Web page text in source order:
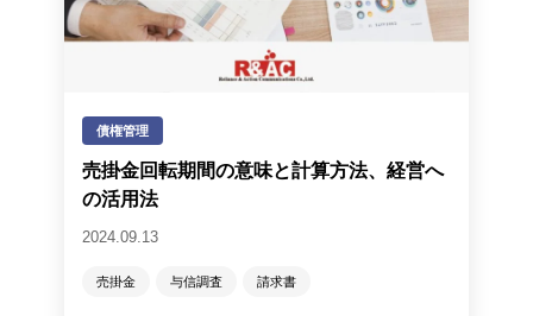
債権管理
売掛金回転期間の意味と計算方法、経営へ
の活用法
2024.09.13
売掛金 与信調査 請求書